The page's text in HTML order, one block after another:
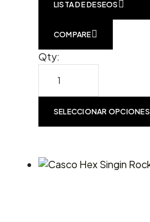
LISTA DE DESEOS
COMPARE
Qty:
SELECCIONAR OPCIONES